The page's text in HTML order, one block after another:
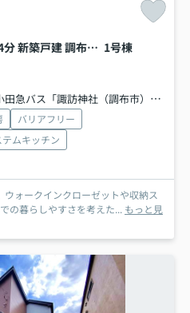
中央線 三鷹駅 バス利用 停歩4分 新築戸建 調布市深大寺東町７丁目 1号棟
ス「諏訪神社（調布市）」 停歩4分
バリアフリー
テムキッチン
ォークインクローゼットや収納ス
の暮らしやすさを考えた... もっと見